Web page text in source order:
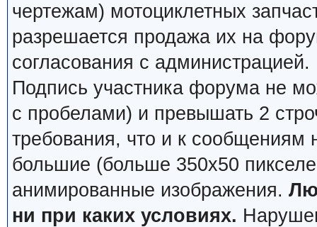
чертежам) мотоциклетных
разрешается продажа их на
согласования с администрацией.
Подпись участника форума не
с пробелами) и превышать 2
требования, что и к
большие (больше 350x50
анимированные изображения.
ни при каких условиях.